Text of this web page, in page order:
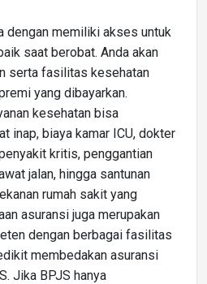
dengan memiliki akses untuk
saat berobat. Anda akan
serta fasilitas kesehatan
yang dibayarkan.
kesehatan bisa
inap, biaya kamar ICU, dokter
kritis, penggantian
jalan, hingga santunan
rumah sakit yang
asuransi juga merupakan
dengan berbagai fasilitas
membedakan asuransi
Jika BPJS hanya